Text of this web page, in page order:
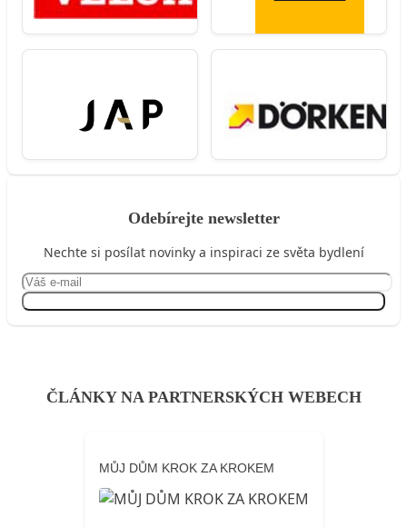
Odebírejte newsletter
Nechte si posílat novinky a inspiraci ze světa bydlení
ČLÁNKY NA PARTNERSKÝCH WEBECH
MŮJ DŮM KROK ZA KROKEM